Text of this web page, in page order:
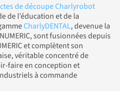
de découpe Charlyrobot
de l’éducation et de la
CharlyDENTAL, devenue la
sont fusionnées depuis
et complètent son
véritable concentré de
faire en conception et
à commande